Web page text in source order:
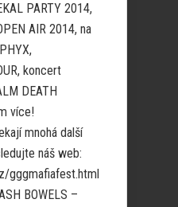
PARTY 2014,
AIR 2014, na
koncert
DEATH
více!
mnohá další
náš web:
gggmafiafest.html
BOWELS –